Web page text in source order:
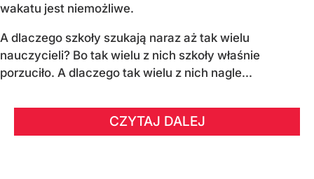
wakatu jest niemożliwe.
A dlaczego szkoły szukają naraz aż tak wielu
nauczycieli? Bo tak wielu z nich szkoły właśnie
porzuciło. A dlaczego tak wielu z nich nagle...
CZYTAJ DALEJ